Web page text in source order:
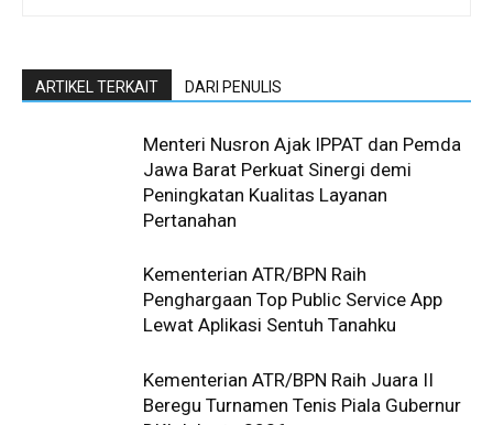
ARTIKEL TERKAIT DARI PENULIS
Menteri Nusron Ajak IPPAT dan Pemda
Jawa Barat Perkuat Sinergi demi
Peningkatan Kualitas Layanan
Pertanahan
Kementerian ATR/BPN Raih
Penghargaan Top Public Service App
Lewat Aplikasi Sentuh Tanahku
Kementerian ATR/BPN Raih Juara II
Beregu Turnamen Tenis Piala Gubernur